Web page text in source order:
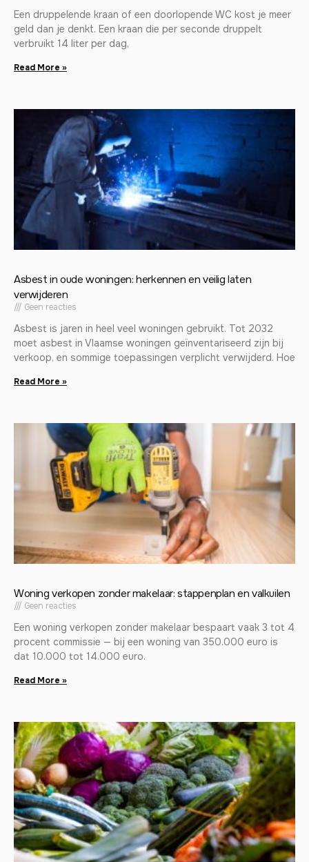
Een druppelende kraan of een doorlopende WC kost je meer
geld dan je denkt. Een kraan die per seconde druppelt
verbruikt 14 liter per dag,
Read More »
Asbest in oude woningen: herkennen en veilig laten
verwijderen
Geen reacties
Asbest is jaren in heel veel woningen gebruikt. Tot 2032
moet asbest in Vlaamse woningen geïnventariseerd zijn bij
verkoop, en sommige toepassingen verplicht verwijderd. Hoe
Read More »
Woning verkopen zonder makelaar: stappenplan en valkuilen
Geen reacties
Een woning verkopen zonder makelaar bespaart vaak 3 tot 4
procent commissie — bij een woning van 350.000 euro is
dat 10.000 tot 14.000 euro.
Read More »